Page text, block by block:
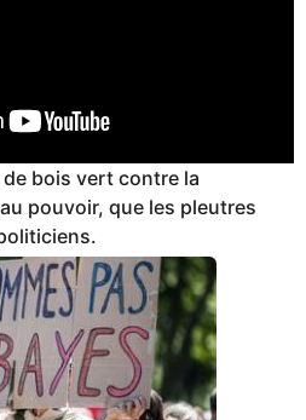
bois vert contre la
pouvoir, que les pleutres